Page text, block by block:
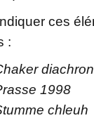
ces
:
1998
chleuh